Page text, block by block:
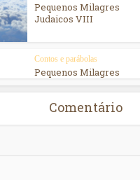
Pequenos Milagres
Judaicos VIII
Contos e parábolas
Pequenos Milagres
Comentário